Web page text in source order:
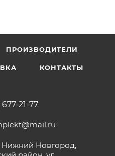
ПРОИЗВОДИТЕЛИ
КОНТАКТЫ
677-21-77
Нижний Новгород,